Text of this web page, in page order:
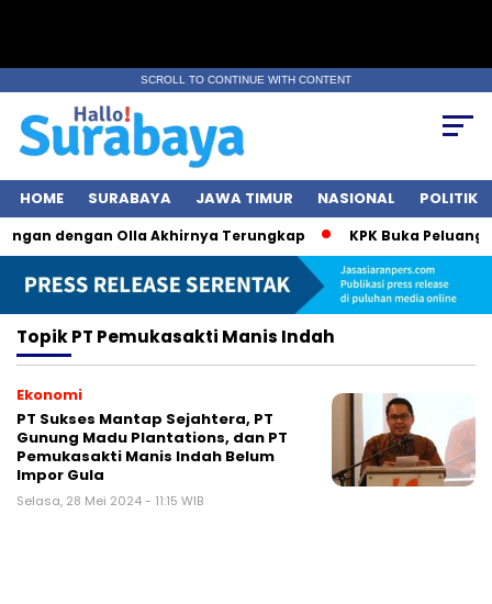
SCROLL TO CONTINUE WITH CONTENT
HOME SURABAYA JAWA TIMUR NASIONAL POLITIK
dengan Olla Akhirnya Terungkap KPK Buka Peluang
TopikPT Pemukasakti Manis Indah
Ekonomi
PT Sukses Mantap Sejahtera, PT
Gunung Madu Plantations, dan PT
Pemukasakti Manis Indah Belum
Impor Gula
Selasa, 28 Mei 2024 - 11:15 WIB